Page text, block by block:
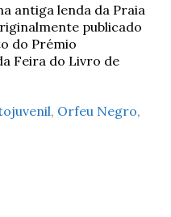
antiga lenda da Praia
publicado
do Prémio
Feira do Livro de
, Orfeu Negro,